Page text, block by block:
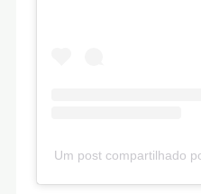
Um post compartilhado